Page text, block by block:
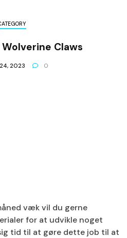
Claws
2023 0
væk vil du gerne
for at udvikle noget
tid til at gøre dette job til at